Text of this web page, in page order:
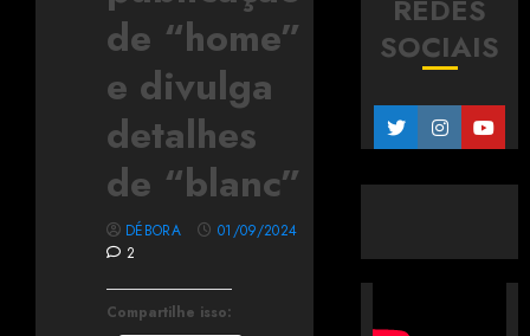
de “home”
e divulga
detalhes
de “blanc”
Compartilhe isso:
DÉBORA
01/09/2024
2
REDES
SOCIAIS